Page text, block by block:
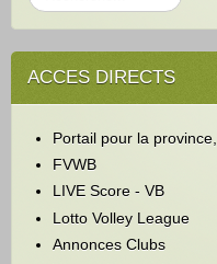
e
c
h
e
ACCES DIRECTS
Portail pour la
FVWB
LIVE Score - VB
Lotto Volley League
Annonces Clubs